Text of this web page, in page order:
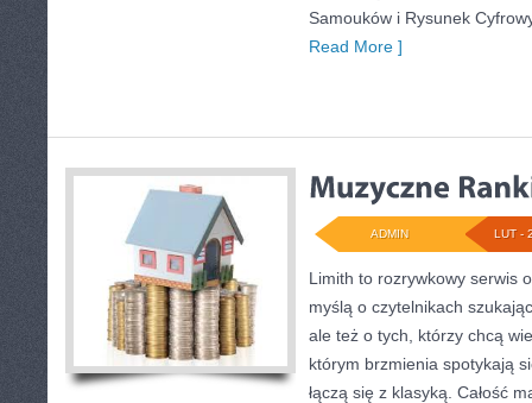
Samouków i Rysunek
Read More ]
LUT -
ADMIN
Limith to rozrywkowy serwis
myślą o czytelnikach
ale też o tych, którzy chcą
którym brzmienia spotykają
łączą się z klasyką. Całość